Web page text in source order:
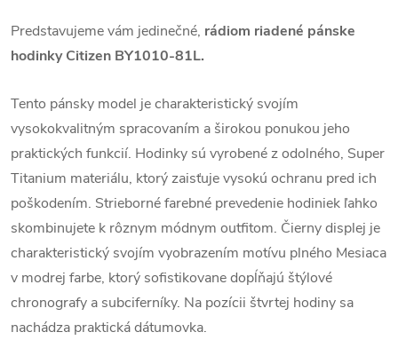
Predstavujeme vám jedinečné, rádiom riadené pánske
hodinky Citizen BY1010-81L.
Tento pánsky model je charakteristický svojím
vysokokvalitným spracovaním a širokou ponukou jeho
praktických funkcií. Hodinky sú vyrobené z odolného, Super
Titanium materiálu, ktorý zaisťuje vysokú ochranu pred ich
poškodením. Strieborné farebné prevedenie hodiniek ľahko
skombinujete k rôznym módnym outfitom. Čierny displej je
charakteristický svojím vyobrazením motívu plného Mesiaca
v modrej farbe, ktorý sofistikovane dopĺňajú štýlové
chronografy a subciferníky. Na pozícii štvrtej hodiny sa
nachádza praktická dátumovka.